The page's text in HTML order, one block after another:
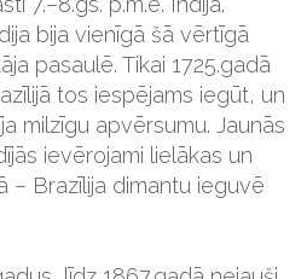
bija vienīgā šā vērtīgā
pasaulē. Tikai 1725.gadā
tos iespējams iegūt, un
milzīgu apvērsumu. Jaunās
ievērojami lielākas un
– Brazīlija dimantu ieguvē